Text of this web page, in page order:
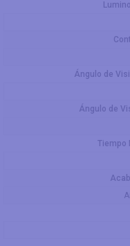
Ángulo de
Ángulo de
Tiempo